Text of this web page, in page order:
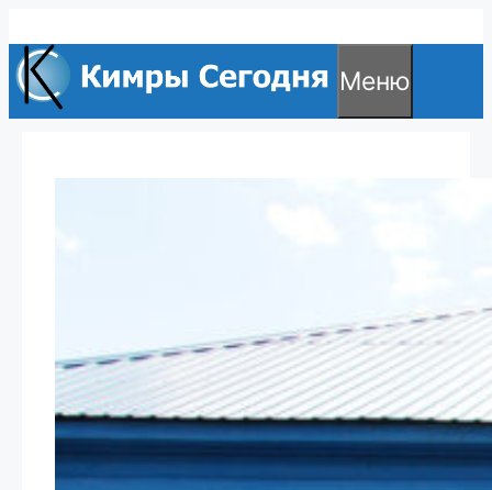
к
содержимому
Меню